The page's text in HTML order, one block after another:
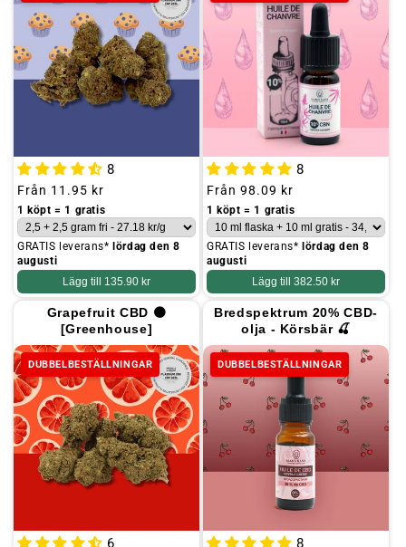
8
Ordinarie
pris
Från 11.95 kr
1 köpt = 1 gratis
GRATIS leverans* lördag den 8
augusti
Lägg till 135.90 kr
8
Ordinarie
pris
Från 98.09 kr
1 köpt = 1 gratis
GRATIS leverans* lördag den 8
augusti
Lägg till 382.50 kr
Grapefruit CBD 🟠
[Greenhouse]
DUBBELBESTÄLLNINGAR
6
Bredspektrum 20% CBD-
olja - Körsbär 🍒
DUBBELBESTÄLLNINGAR
8